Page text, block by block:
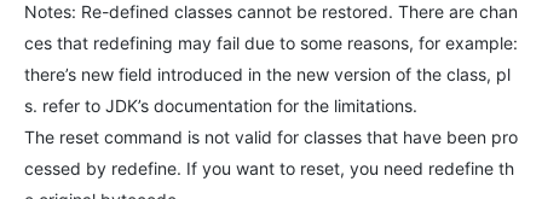
Notes: Re-defined classes cannot be restored. There are chan
ces that redefining may fail due to some reasons, for example:
there’s new field introduced in the new version of the class, pl
s. refer to JDK’s documentation for the limitations.
The reset command is not valid for classes that have been pro
cessed by redefine. If you want to reset, you need redefine th